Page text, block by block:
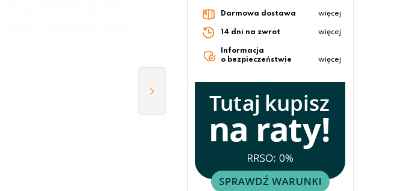
Darmowa dostawa więcej
14 dni na zwrot więcej
Informacja
o bezpieczeństwie
więcej